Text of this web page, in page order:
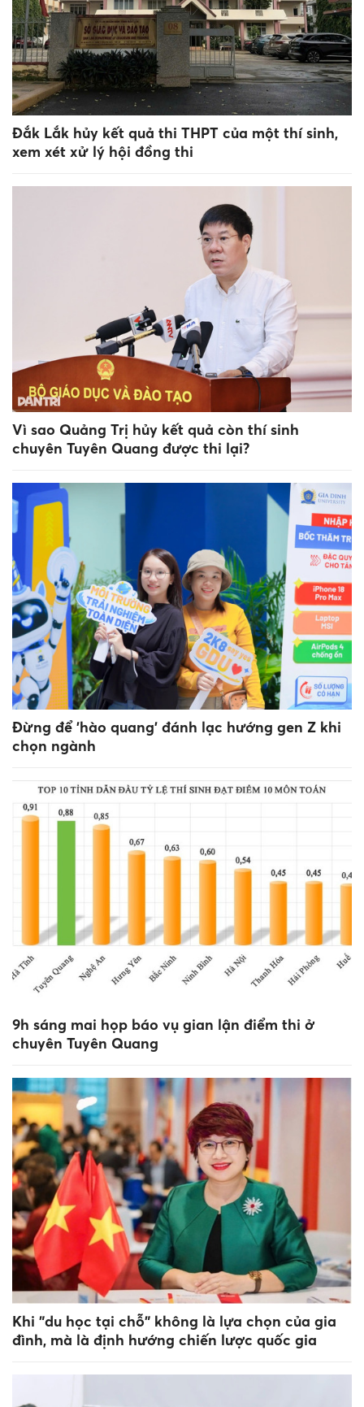
Đắk Lắk hủy kết quả thi THPT của một thí sinh,
xem xét xử lý hội đồng thi
Vì sao Quảng Trị hủy kết quả còn thí sinh
chuyên Tuyên Quang được thi lại?
Đừng để 'hào quang' đánh lạc hướng gen Z khi
chọn ngành
9h sáng mai họp báo vụ gian lận điểm thi ở
chuyên Tuyên Quang
Khi "du học tại chỗ" không là lựa chọn của gia
đình, mà là định hướng chiến lược quốc gia